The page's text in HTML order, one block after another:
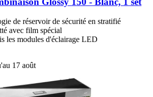
de réservoir de sécurité en stratifié
avec film spécial
les modules d'éclairage LED
17 août